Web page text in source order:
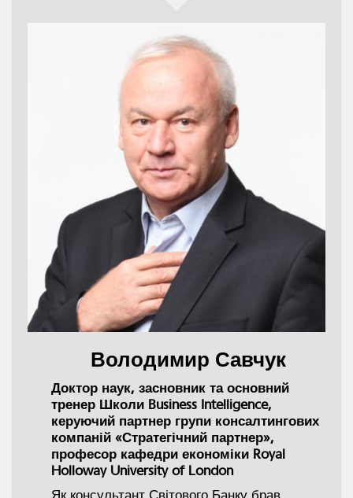
Володимир Савчук
Доктор наук, засновник та основний
тренер Школи Business Intelligence,
керуючий партнер групи консалтингових
компаній «Стратегічний партнер»,
професор кафедри економіки Royal
Holloway University of London